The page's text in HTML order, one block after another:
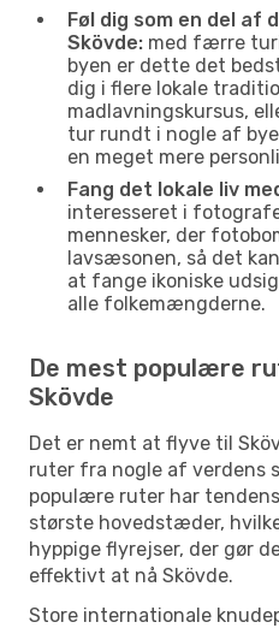
Føl dig som en del af
Skövde: med færre
byen er dette det
dig i flere lokale
madlavningskursus,
tur rundt i nogle af
en meget mere
Fang det lokale liv
interesseret i
mennesker, der
lavsæsonen, så det
at fange ikoniske
alle folkemængderne.
De mest populære
Skövde
Det er nemt at flyve til
ruter fra nogle af verdens
populære ruter har
største hovedstæder,
hyppige flyrejser, der gør
effektivt at nå Skövde.
Store internationale